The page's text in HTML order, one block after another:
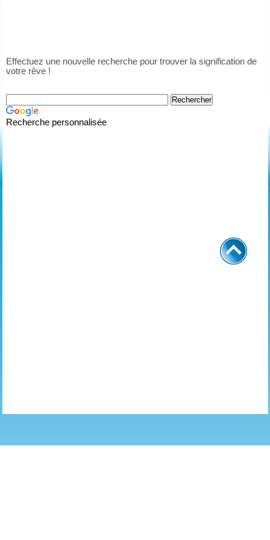
Effectuez une nouvelle recherche pour trouver la signification de
votre rêve !
Recherche personnalisée